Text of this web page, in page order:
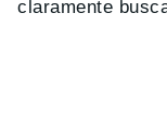
claramente